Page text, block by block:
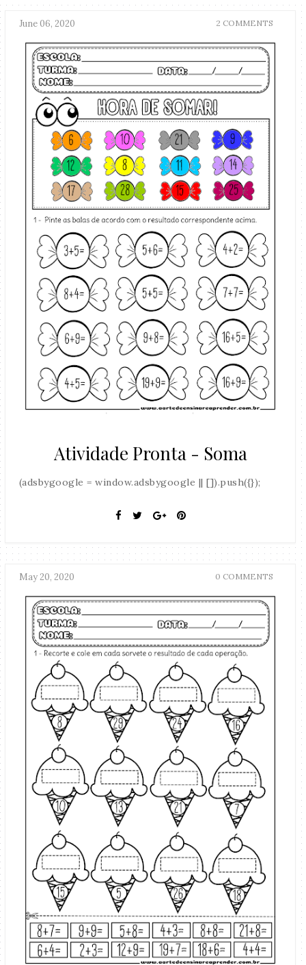
June 06, 2020 2 COMMENTS
Atividade Pronta - Soma
(adsbygoogle = window.adsbygoogle || []).push({});
May 20, 2020 0 COMMENTS